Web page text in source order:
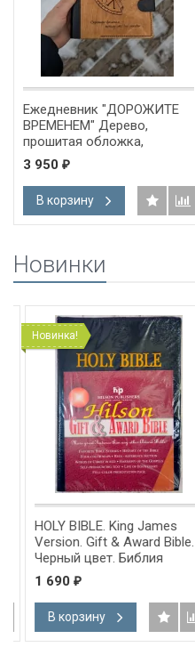
Ежедневник "ДОРОЖИТЕ
ВРЕМЕНЕМ" Дерево,
прошитая обложка,
застежка, карманы,
магнитная кнопка /22х16,5
см/
3 950 ₽
В корзину
Новинки
Новинка!
HOLY BIBLE. King James
Version. Gift & Award Bible.
Черный цвет. Библия
Короля Иакова на
английском языке.
Словарь, карты, закладка,
подарочная вкладка, слова
Иисуса выделены красным
1 690₽
В корзину